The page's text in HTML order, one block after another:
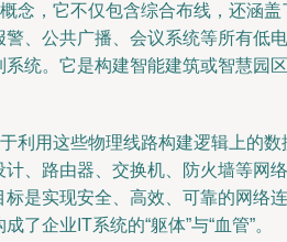
念，它不仅包含综合布线，还涵盖
、公共广播、会议系统等所有低电
统。它是构建智能建筑或智慧园区
利用这些物理线路构建逻辑上的数
、路由器、交换机、防火墙等网络
是实现安全、高效、可靠的网络连
了企业IT系统的“躯体”与“血管”。